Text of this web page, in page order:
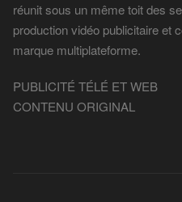
réunit sous un même toit des
production vidéo publicitaire et
marque multiplateforme.
PUBLICITÉ TÉLÉ ET WEB
CONTENU ORIGINAL